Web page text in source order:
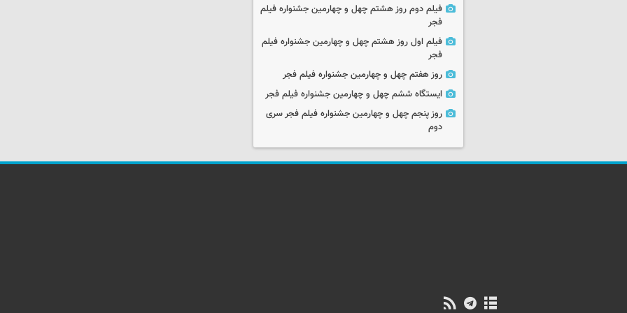
فیلم دوم روز هشتم چهل و چهارمین جشنواره فیلم
فجر
فیلم اول روز هشتم چهل و چهارمین جشنواره فیلم
فجر
روز هفتم چهل و چهارمین جشنواره فیلم فجر
ایستگاه ششم چهل و چهارمین جشنواره فیلم فجر
روز پنجم چهل و چهارمین جشنواره فیلم فجر سری
دوم